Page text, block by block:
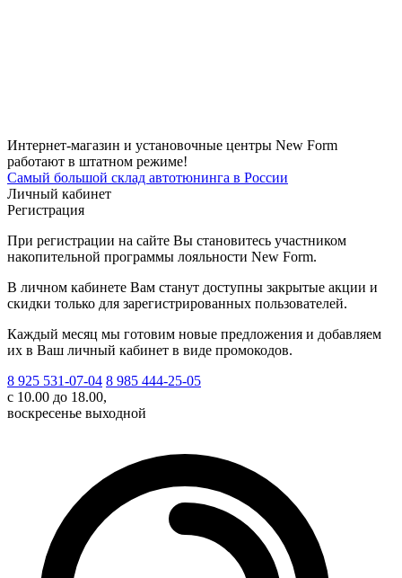
Интернет-магазин и установочные центры New Form
работают в штатном режиме!
Самый большой склад автотюнинга в России
Личный кабинет
Регистрация
При регистрации на сайте Вы становитесь участником
накопительной программы лояльности New Form.
В личном кабинете Вам станут доступны закрытые акции и
скидки только для зарегистрированных пользователей.
Каждый месяц мы готовим новые предложения и добавляем
их в Ваш личный кабинет в виде промокодов.
8 925 531-07-04 8 985 444-25-05
с 10.00 до 18.00,
воскресенье выходной